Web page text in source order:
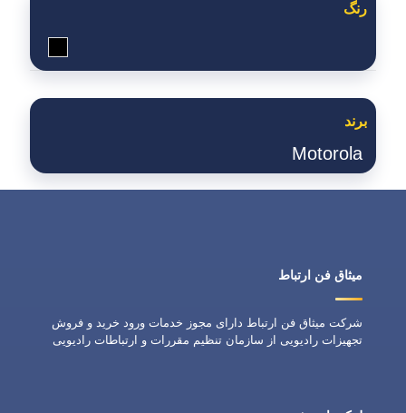
رنگ
برند
Motorola
میثاق فن ارتباط
شرکت میثاق فن ارتباط دارای مجوز خدمات ورود خرید و فروش
تجهیزات رادیویی از سازمان تنظیم مقررات و ارتباطات رادیویی